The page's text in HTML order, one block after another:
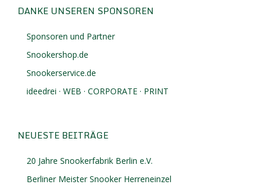
DANKE UNSEREN SPONSOREN
Sponsoren und Partner
Snookershop.de
Snookerservice.de
ideedrei · WEB · CORPORATE · PRINT
NEUESTE BEITRÄGE
20 Jahre Snookerfabrik Berlin e.V.
Berliner Meister Snooker Herreneinzel